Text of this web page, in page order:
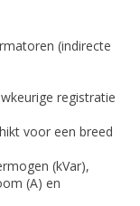
(indirecte
registratie
voor een breed
(kVar),
(A) en